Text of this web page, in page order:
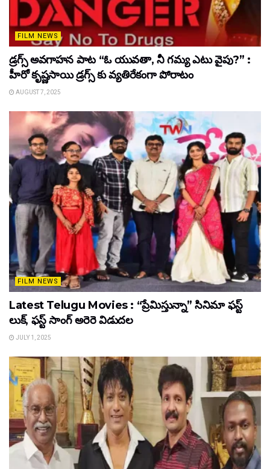
FILM NEWS
డ్రగ్స్ అవగాహన పాట “ఓ యువతా, నీ గమ్య ఎటు వైపు?” :
హీరో కృష్ణసాయి డ్రగ్స్ కు వ్యతిరేకంగా పోరాటం
AUGUST 7, 2025
FILM NEWS
Latest Telugu Movies : “ప్రేమిస్తున్నా” సినిమా ఫస్ట్
లుక్, ఫస్ట్ సాంగ్ అరెరె విడుదల
JULY 1, 2025